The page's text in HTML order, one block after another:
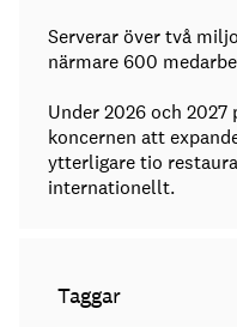
Serverar över två
närmare 600
Under 2026 och 2027
koncernen att
ytterligare tio
internationellt.
Taggar